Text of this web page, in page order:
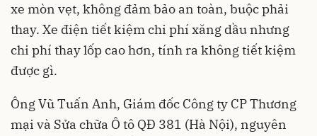
xe mòn vẹt, không đảm bảo an toàn, buộc phải
thay. Xe điện tiết kiệm chi phí xăng dầu nhưng
chi phí thay lốp cao hơn, tính ra không tiết kiệm
được gì.
Ông Vũ Tuấn Anh, Giám đốc Công ty CP Thương
mại và Sửa chữa Ô tô QĐ 381 (Hà Nội), nguyên